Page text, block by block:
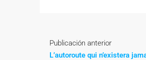
Publicación anterior
L’autoroute qui n’existera